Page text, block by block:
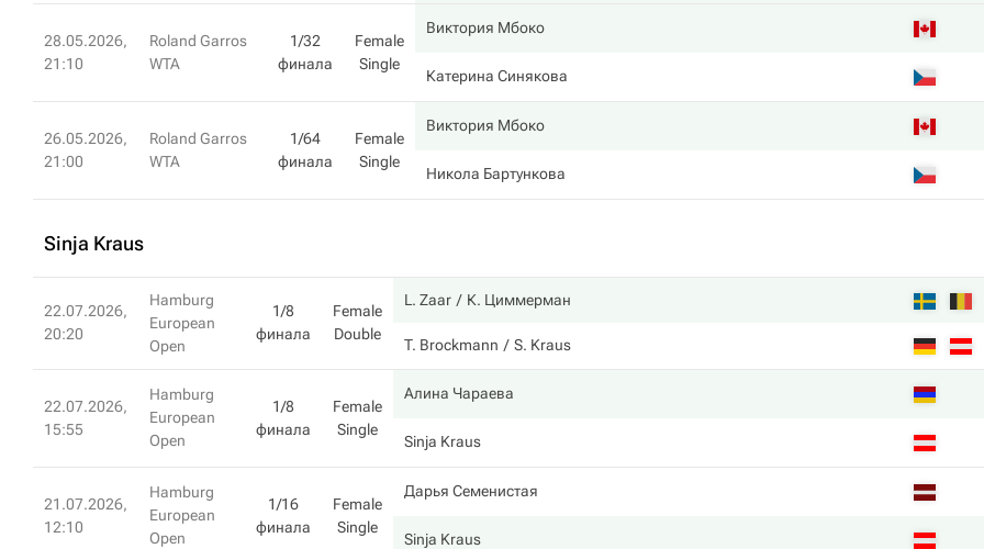
28.05.2026,
21:10
Roland Garros
WTA
1/32
финала
Female
Single
Виктория Мбоко
Катерина Синякова
26.05.2026,
21:00
Roland Garros
WTA
1/64
финала
Female
Single
Виктория Мбоко
Никола Бартункова
Sinja Kraus
22.07.2026,
20:20
Hamburg
European
Open
1/8
финала
Female
Double
L. Zaar К. Циммерман
T. Brockmann S. Kraus
22.07.2026,
15:55
Hamburg
European
Open
1/8
финала
Female
Single
Алина Чараева
Sinja Kraus
21.07.2026,
12:10
Hamburg
European
Open
1/16
финала
Female
Single
Дарья Семенистая
Sinja Kraus